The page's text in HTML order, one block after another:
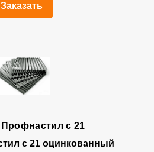
Заказать
с 21
с 21 оцинкованный